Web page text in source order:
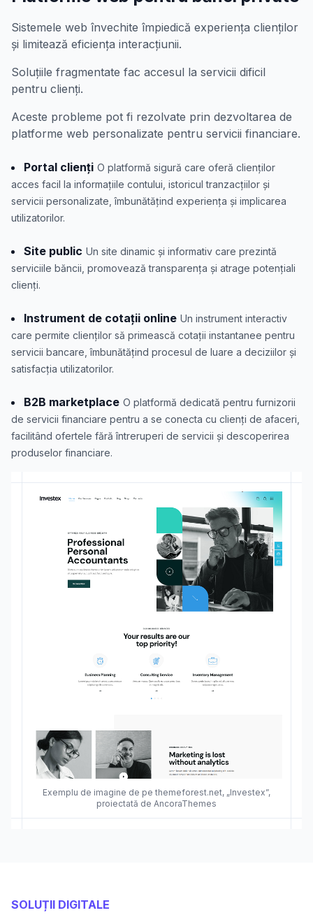
Exemplu de imagine de pe themeforest.net, „Investex”,
proiectată de AncoraThemes
Sistemele web învechite împiedică experiența clienților
și limitează eficiența interacțiunii.
Soluțiile fragmentate fac accesul la servicii dificil
pentru clienți.
Aceste probleme pot fi rezolvate prin dezvoltarea de
platforme web personalizate pentru servicii financiare.
Portal clienți O platformă sigură care oferă clienților
acces facil la informațiile contului, istoricul tranzacțiilor și
servicii personalizate, îmbunătățind experiența și implicarea
utilizatorilor.
Site public Un site dinamic și informativ care prezintă
serviciile băncii, promovează transparența și atrage potențiali
clienți.
Instrument de cotații online Un instrument interactiv
care permite clienților să primească cotații instantanee pentru
servicii bancare, îmbunătățind procesul de luare a deciziilor și
satisfacția utilizatorilor.
B2B marketplace O platformă dedicată pentru furnizorii
de servicii financiare pentru a se conecta cu clienți de afaceri,
facilitând ofertele fără întreruperi de servicii și descoperirea
produselor financiare.
SOLUȚII DIGITALE